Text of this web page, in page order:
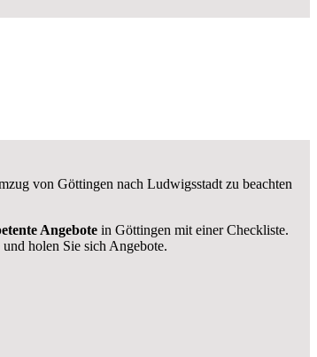
von Göttingen nach Ludwigsstadt zu beachten
Angebote in Göttingen mit einer Checkliste.
holen Sie sich Angebote.